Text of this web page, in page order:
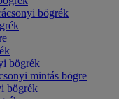
bögrék
bögrék
mintás bögre
bögrék